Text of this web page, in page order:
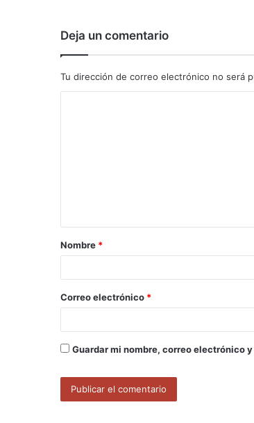
Deja un comentario
Tu dirección de correo electrónico no será
a
r
*
Nombre *
Correo electrónico *
Guardar mi nombre, correo electrónico